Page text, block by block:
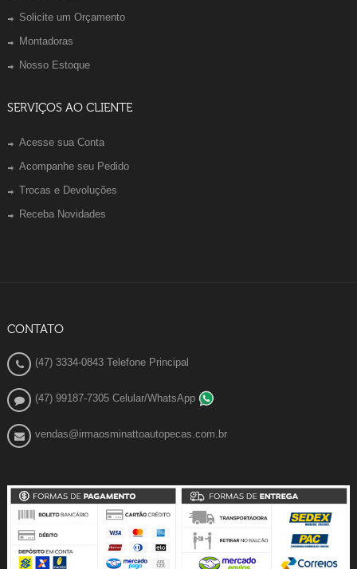
Solicite um Orçamento
Montadoras
Nosso Estoque
SERVIÇOS AO CLIENTE
Acesse sua Conta
Acompanhe seu Pedido
Trocas e Devoluções
Receba Novidades
CONTATO
(47) 3334-0843 Telefone Principal
(47) 99187-7305 Celular/WhatsApp
vendas@irmaosminattoautopecas.com.br